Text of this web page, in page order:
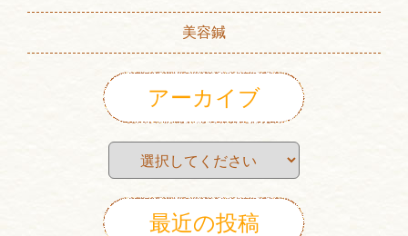
美容鍼
アーカイブ
最近の投稿